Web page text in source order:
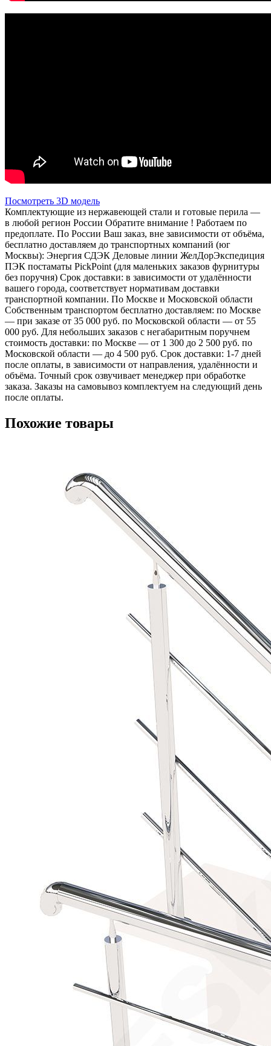
Посмотреть 3D модель
Комплектующие из нержавеющей стали и готовые перила —
в любой регион России Обратите внимание ! Работаем по
предоплате. По России Ваш заказ, вне зависимости от объёма,
бесплатно доставляем до транспортных компаний (юг
Москвы): Энергия СДЭК Деловые линии ЖелДорЭкспедиция
ПЭК постаматы PickPoint (для маленьких заказов фурнитуры
без поручня) Срок доставки: в зависимости от удалённости
вашего города, соответствует нормативам доставки
транспортной компании. По Москве и Московской области
Собственным транспортом бесплатно доставляем: по Москве
— при заказе от 35 000 руб. по Московской области — от 55
000 руб. Для небольших заказов с негабаритным поручнем
стоимость доставки: по Москве — от 1 300 до 2 500 руб. по
Московской области — до 4 500 руб. Срок доставки: 1-7 дней
после оплаты, в зависимости от направления, удалённости и
объёма. Точный срок озвучивает менеджер при обработке
заказа. Заказы на самовывоз комплектуем на следующий день
после оплаты.
Похожие товары